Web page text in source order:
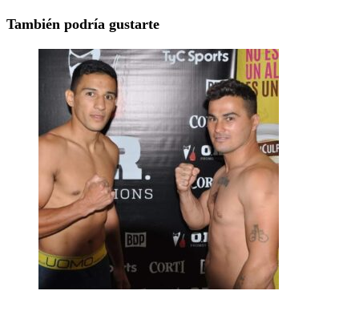
También podría gustarte